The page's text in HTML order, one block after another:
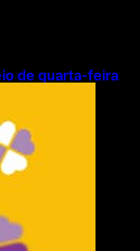
de quarta-feira